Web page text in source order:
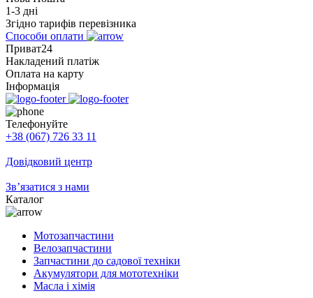
1-3 дні
Згідно тарифів перевізника
Способи оплати
Приват24
Накладений платіж
Оплата на карту
Інформація
Телефонуйте
+38 (067) 726 33 11
Довідковий центр
Зв’язатися з нами
Каталог
Мотозапчастини
Велозапчастини
Запчастини до садової техніки
Акумулятори для мототехніки
Масла і хімія